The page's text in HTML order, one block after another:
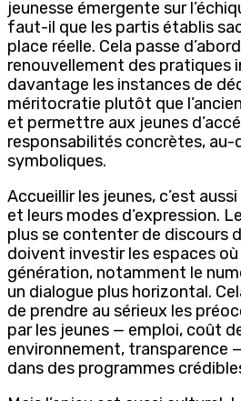
jeunesse émergente sur
faut-il que les partis établis
place réelle. Cela passe
renouvellement des pratiques
davantage les instances de
méritocratie plutôt que
et permettre aux jeunes
responsabilités concrètes, au-
symboliques.
Accueillir les jeunes, c’est
et leurs modes d’expression.
plus se contenter de discours
doivent investir les espaces
génération, notamment le
un dialogue plus horizontal.
de prendre au sérieux les
par les jeunes — emploi, coût
environnement, transparence
dans des programmes